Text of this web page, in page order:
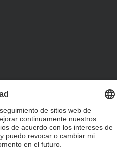
de Ingenieros de Caminos,